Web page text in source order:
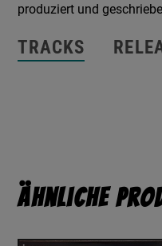
produziert und
TRACKS
Ähnliche